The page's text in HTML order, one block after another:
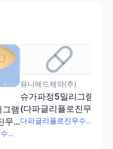
램
무
다파글리플로진무수유당혼합물
유니메드제약(주)
슈가파정5밀리그램
(다파글리플로진무
수유당혼합물)(수출
다파글리플로진무수유당혼합물